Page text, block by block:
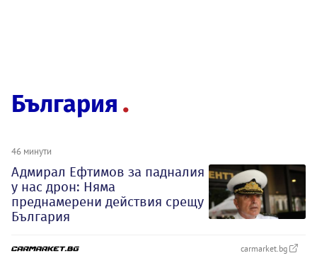
България
46 минути
Адмирал Ефтимов за падналия
у нас дрон: Няма
преднамерени действия срещу
България
carmarket.bg